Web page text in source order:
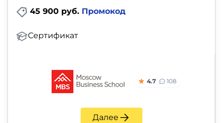
45 900 руб. Промокод
Сертификат
4.7 108
Далее